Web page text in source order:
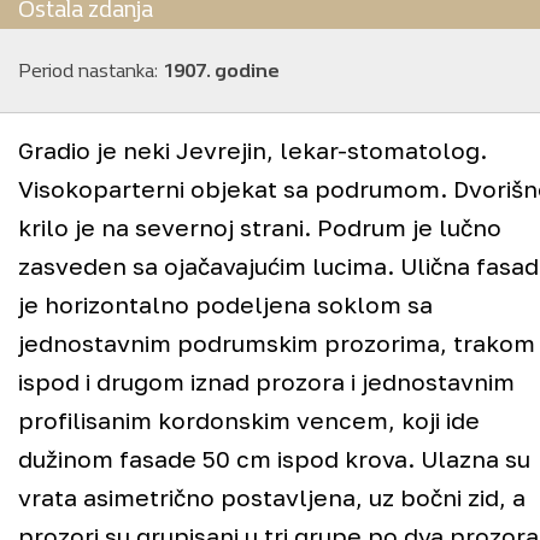
Ostala zdanja
Period nastanka: 1907. godine
Gradio je neki Jevrejin, lekar-stomatolog.
Visokoparterni objekat sa podrumom.
krilo je na severnoj strani. Podrum je lučno
zasveden sa ojačavajućim lucima. Ulična
je horizontalno podeljena soklom sa
jednostavnim podrumskim prozorima, trakom
ispod i drugom iznad prozora i jednostavnim
profilisanim kordonskim vencem, koji ide
dužinom fasade 50 cm ispod krova. Ulazna su
vrata asimetrično postavljena, uz bočni zid, a
Ovde pokušavamo da prikažemo sva istorijski
zanimljiva zdanja uPančevu. To su pretežno
spomenici kulture, pod zaštitom Zavoda za
zaštitu spomenika kulture u Pančevu, ali ima i
objekata koji se ističu svojimestetskim,
arhitektonskim,istorijskimili nekim drugim
kvalitetima, a nisu spomenici kulture.